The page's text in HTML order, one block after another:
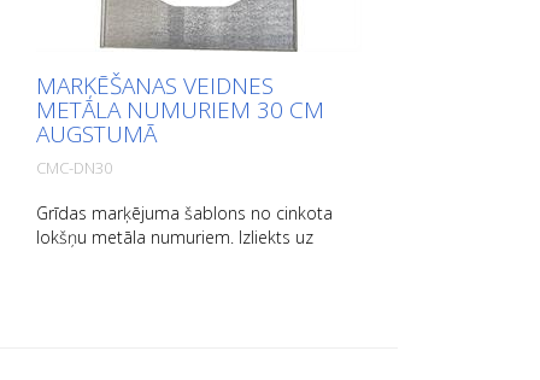
MARĶĒŠANAS VEIDNES
METĀLA NUMURIEM 30 CM
AUGSTUMĀ
CMC-DN30
Grīdas marķējuma šablons no cinkota
lokšņu metāla numuriem. Izliekts uz